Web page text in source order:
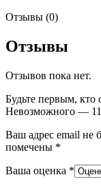
Отзывы (0)
Отзывы
Отзывов пока нет.
Будьте первым, кто
Невозможного —
Ваш адрес email не
помечены *
Ваша оценка *